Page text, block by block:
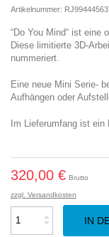
Artikelnummer:
“Do You Mind“ ist eine
Diese limitierte 3D-
nummeriert.
Eine neue Mini Serie-
Aufhängen oder
Im Lieferumfang ist
320,00 € Brutto
zzgl. Versandkosten
IN